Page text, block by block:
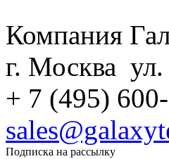
Компания
г. Москва ул.
+ 7 (495)
Подписка на рассылку